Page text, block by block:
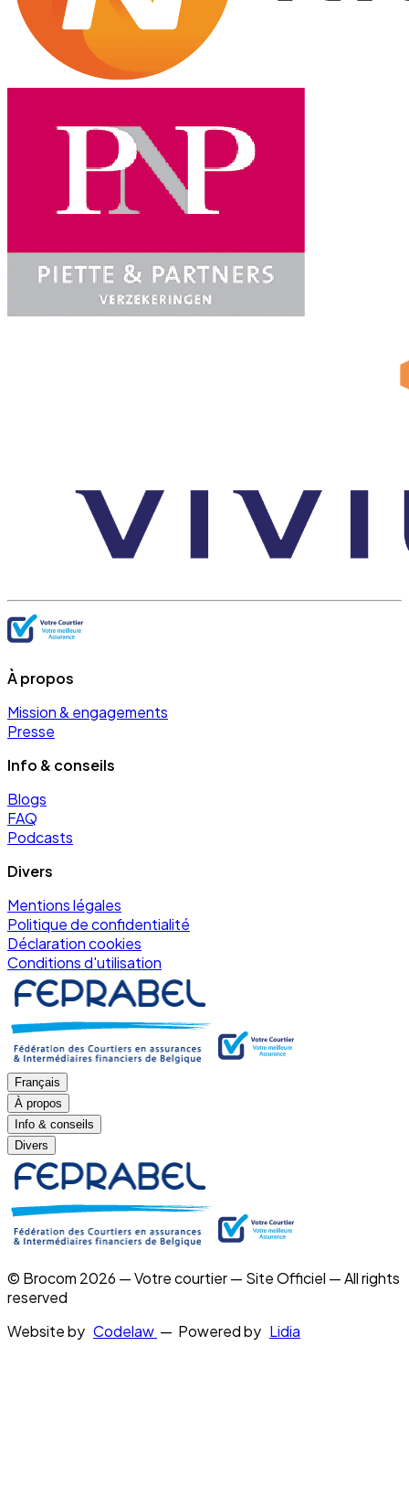
À propos
Mission & engagements
Presse
Info & conseils
Blogs
FAQ
Podcasts
Divers
Mentions légales
Politique de confidentialité
Déclaration cookies
Conditions d'utilisation
Français
À propos
Info & conseils
Divers
© Brocom 2026 — Votre courtier — Site Officiel — All rights
reserved
Website by Codelaw — Powered by Lidia